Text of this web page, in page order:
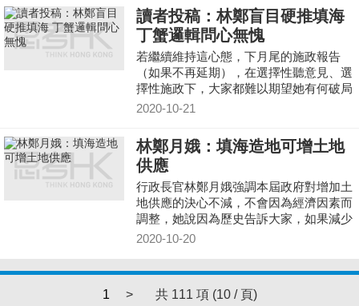
旁、進展緩慢的方案。
讀者投稿：林鄭盲目硬推填海
丁蟹邏輯問心無愧
若繼續維持這心態，下月尾的施政報告
（如果不再延期），在選擇性聽意見、選
擇性施政下，大家都難以期望她有何破局
之法。
2020-10-21
林鄭月娥：填海造地可增土地
供應
行政長官林鄭月娥強調本屆政府對增加土
地供應的決心不減，不會因為經濟因素而
調整，她說因為歷史告訴大家，如果減少
土地供應，對將來會有好大的後遺症。
2020-10-20
1 > 共 111 項 (10 / 頁)